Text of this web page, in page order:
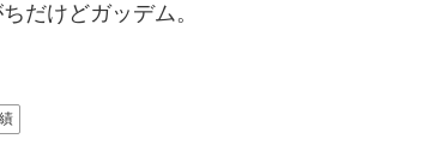
だけどガッデム。